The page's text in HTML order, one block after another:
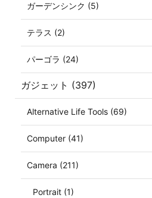
ガーデンシンク (5)
テラス (2)
パーゴラ (24)
ガジェット (397)
Alternative Life Tools (69)
Computer (41)
Camera (211)
Portrait (1)